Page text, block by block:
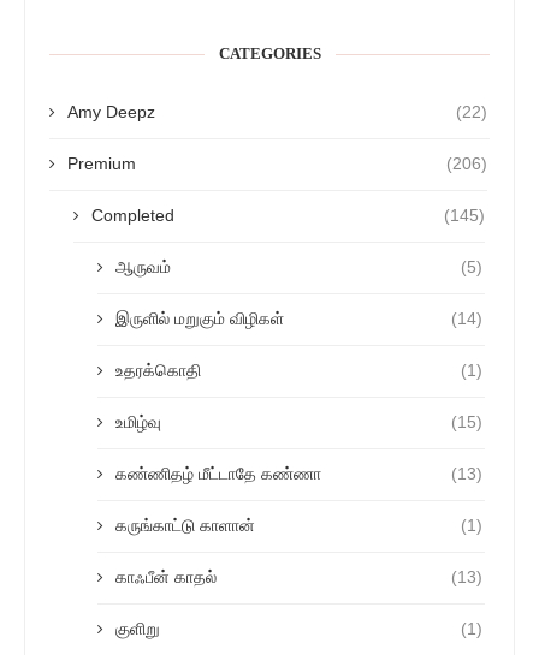
CATEGORIES
Amy Deepz (22)
Premium (206)
Completed (145)
ஆருவம் (5)
இருளில் மறுகும் விழிகள் (14)
உதரக்கொதி (1)
உமிழ்வு (15)
கண்ணிதழ் மீட்டாதே கண்ணா (13)
கருங்காட்டு காளான் (1)
காஃபீன் காதல் (13)
குளிறு (1)